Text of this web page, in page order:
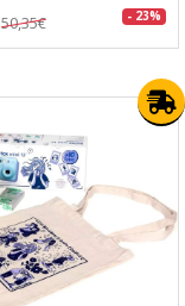
50,35€ - 23%